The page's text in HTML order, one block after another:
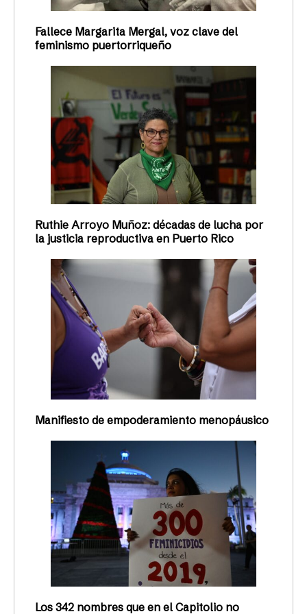
Fallece Margarita Mergal, voz clave del
feminismo puertorriqueño
Ruthie Arroyo Muñoz: décadas de lucha por
la justicia reproductiva en Puerto Rico
Manifiesto de empoderamiento menopáusico
Los 342 nombres que en el Capitolio no